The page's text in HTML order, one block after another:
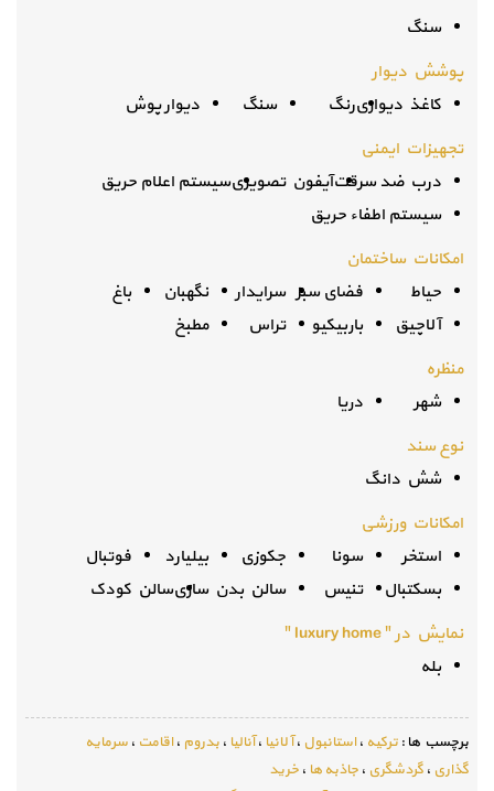
سنگ
پوشش دیوار
کاغذ دیواریرنگ سنگ
دیوار پوش
تجهیزات ایمنی
درب ضد سرقتآیفون تصویریسیستم اعلام حریق
سیستم اطفاء حریق
امکانات ساختمان
حیاط
فضای سبز سرایدار نگهبان
باغ
آلاچیق
باربیکیو تراس
مطبخ
منظره
شهر
دریا
نوع سند
شش دانگ
امکانات ورزشی
استخر
سونا جکوزی بیلیارد
فوتبال
بسکتبال
تنیس سالن بدن سازیسالن کودک
نمایش در " luxury home "
بله
برچسب ها :ترکیه ،استانبول ،آلانیا ،آنالیا ،بدروم ،اقامت ،سرمایه
گذاری ،گردشگری ،جاذبه ها ،خرید